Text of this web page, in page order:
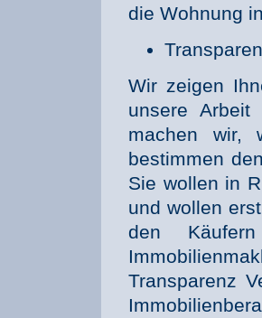
die Wohnung
Wir zeigen
unsere
machen wir,
bestimmen
Sie wollen in
und wollen
den
Transparenz